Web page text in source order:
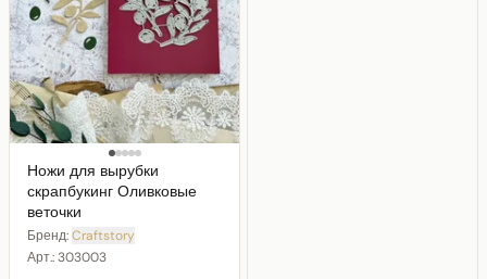
Ножи для вырубки
скрапбукинг Оливковые
веточки
Бренд:Craftstory
Арт.:303003